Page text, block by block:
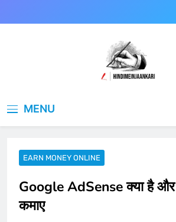
to
MENU
EARN MONEY ONLINE
Google AdSense क्या है
कमाए